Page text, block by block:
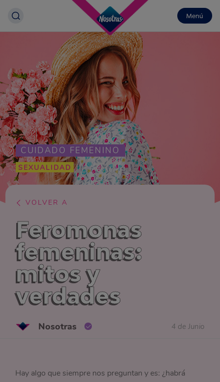
Menú
CUIDADO FEMENINO
SEXUALIDAD
VOLVER A
Feromonas
femeninas:
mitos y
verdades
Nosotras 4 de Junio
Hay algo que siempre nos preguntan y es: ¿habrá